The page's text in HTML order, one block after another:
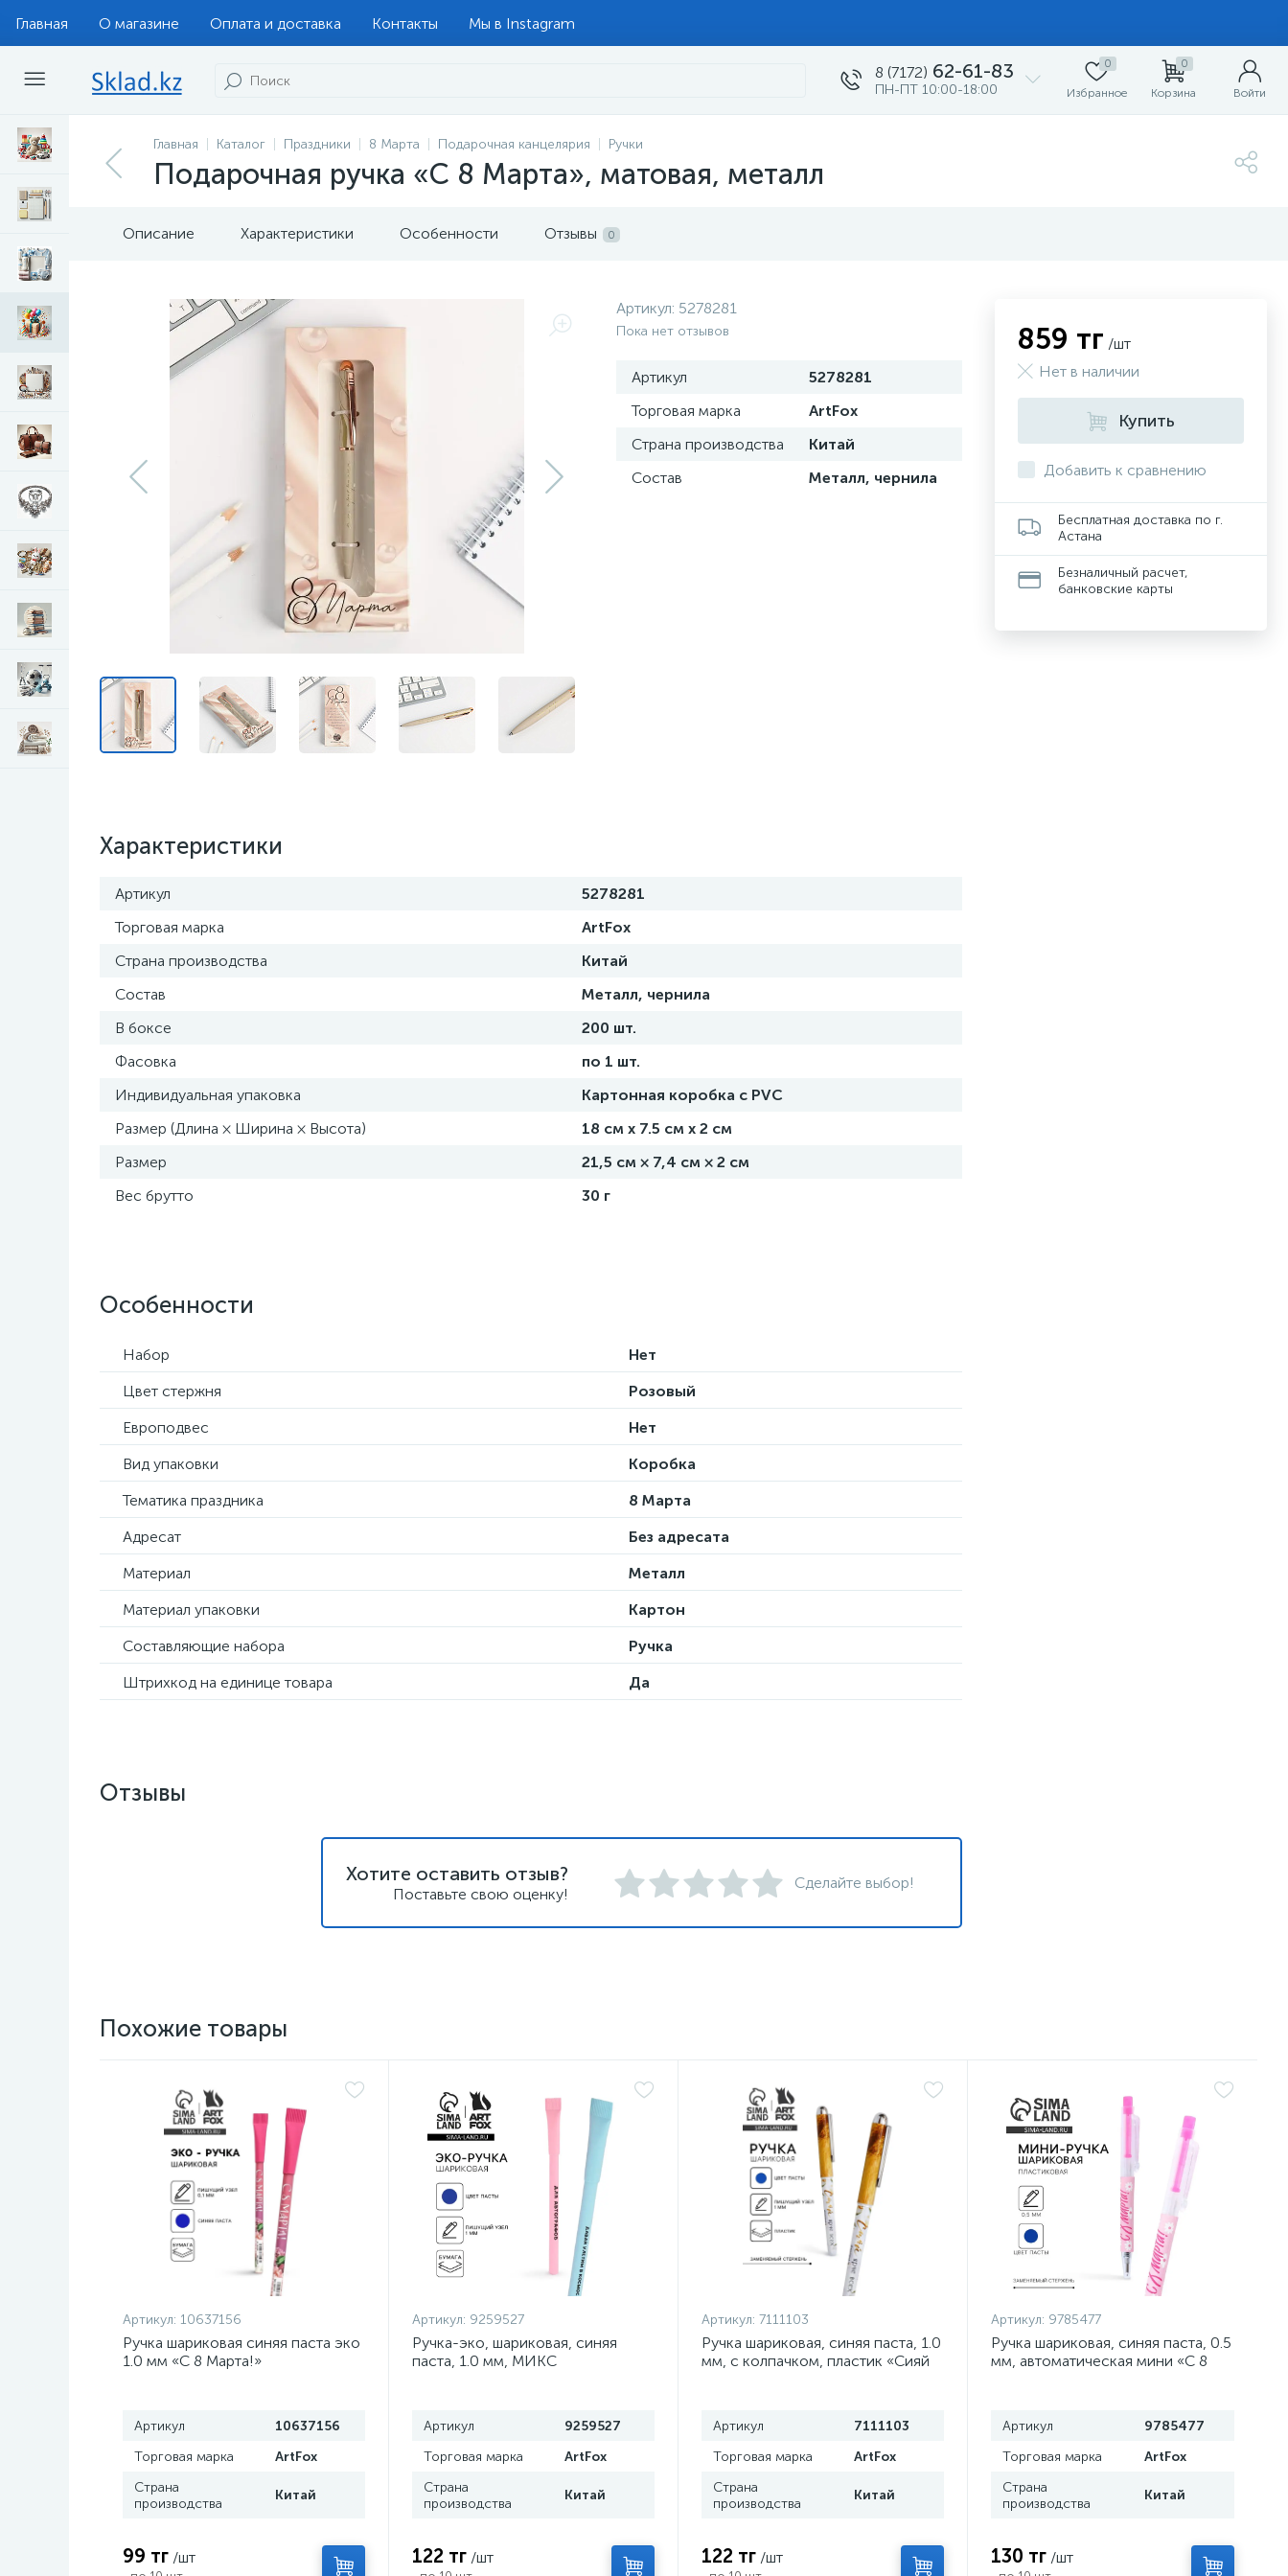
Главная О магазине Оплата и доставка Контакты Мы в Instagram
8 (7172) 62-61-83
ПН-ПТ 10:00-18:00
0
Избранное
0
Корзина Войти
Главная Каталог Праздники 8 Марта Подарочная канцелярия Ручки
Подарочная ручка «С 8 Марта», матовая, металл
Описание Характеристики Особенности Отзывы 0
Артикул: 5278281
Пока нет отзывов
Артикул
5278281
Торговая марка
ArtFox
Страна производства
Китай
Состав
Металл, чернила
Характеристики
Артикул
5278281
Торговая марка
ArtFox
Страна производства
Китай
Состав
Металл, чернила
В боксе
200 шт.
Фасовка
по 1 шт.
Индивидуальная упаковка
Картонная коробка с PVC
Размер (Длина × Ширина × Высота)
18 см х 7.5 см х 2 см
Размер
21,5 см × 7,4 см × 2 см
Вес брутто
30 г
Особенности
Набор
Нет
Цвет стержня
Розовый
Европодвес
Нет
Вид упаковки
Коробка
Тематика праздника
8 Марта
Адресат
Без адресата
Материал
Металл
Материал упаковки
Картон
Составляющие набора
Ручка
Штрихкод на единице товара
Да
859 тг /шт
Нет в наличии
Купить
Добавить к сравнению
Бесплатная доставка по г.
Астана
Безналичный расчет,
банковские карты
Отзывы
Хотите оставить отзыв?
Поставьте свою оценку!
Сделайте выбор!
Похожие товары
Артикул: 10637156
Ручка шариковая синяя паста эко
1.0 мм «С 8 Марта!»
Артикул
10637156
Торговая марка
ArtFox
Страна
производства
Китай
99 тг /шт
Артикул: 9259527
Ручка-эко, шариковая, синяя
паста, 1.0 мм, МИКС
Артикул
9259527
Торговая марка
ArtFox
Страна
производства
Китай
122 тг /шт
Артикул: 7111103
Ручка шариковая, синяя паста, 1.0
мм, с колпачком, пластик «Сияй
Артикул
7111103
Торговая марка
ArtFox
Страна
производства
Китай
122 тг /шт
Артикул: 9785477
Ручка шариковая, синяя паста, 0.5
мм, автоматическая мини «С 8
Артикул
9785477
Торговая марка
ArtFox
Страна
производства
Китай
130 тг /шт